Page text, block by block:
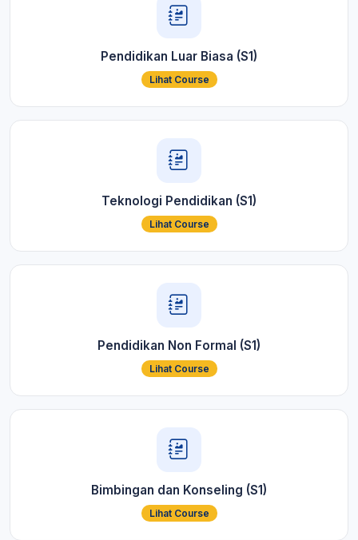
Pendidikan Luar Biasa (S1)
Lihat Course
Teknologi Pendidikan (S1)
Lihat Course
Pendidikan Non Formal (S1)
Lihat Course
Bimbingan dan Konseling (S1)
Lihat Course